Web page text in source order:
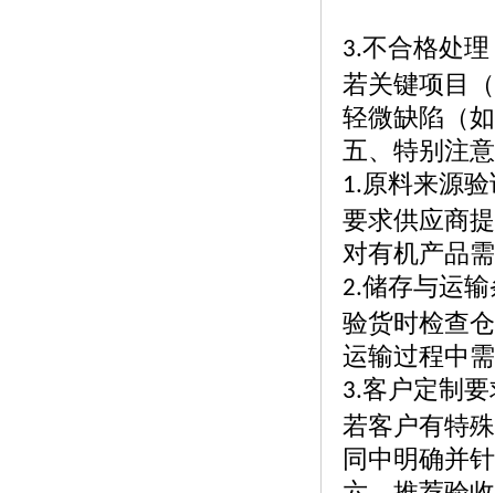
3.不合格处理
若关键项目
轻微缺陷（
五、特别注
1.原料来源
要求供应商
对有机产品
2.储存与运
验货时检查
运输过程中
3.客户定制要
若客户有特
同中明确并